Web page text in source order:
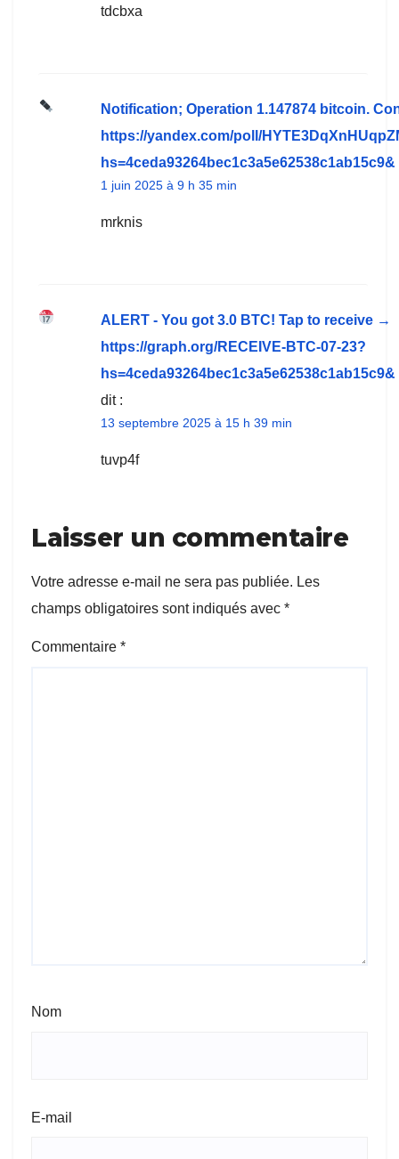
tdcbxa
Notification; Operation 1.147874 bitcoin.
https://yandex.com/poll/
hs=4ceda93264bec1c3a5e62538c1ab15c9&
1 juin 2025 à 9 h 35 min
mrknis
ALERT - You got 3.0 BTC! Tap to receive →
https://graph.org/RECEIVE-BTC-07-23?
hs=4ceda93264bec1c3a5e62538c1ab15c9&
dit :
13 septembre 2025 à 15 h 39 min
tuvp4f
Laisser un commentaire
Votre adresse e-mail ne sera pas publiée. Les
champs obligatoires sont indiqués avec *
Commentaire *
Nom
E-mail